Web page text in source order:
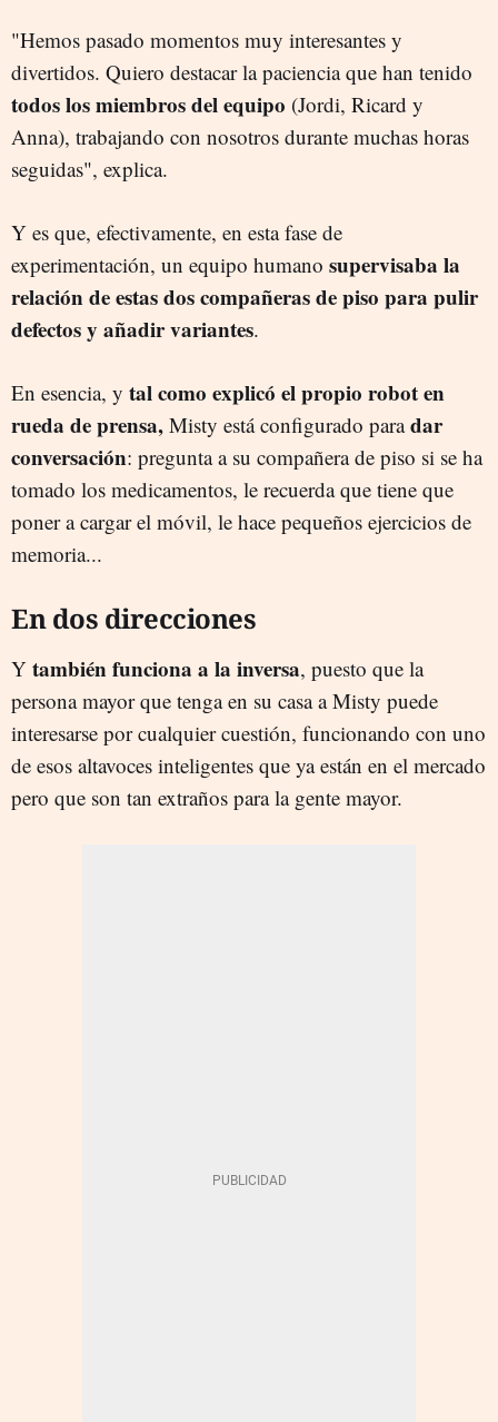
"Hemos pasado momentos muy interesantes y
divertidos. Quiero destacar la paciencia que han tenido
todos los miembros del equipo (Jordi, Ricard y
Anna), trabajando con nosotros durante muchas horas
seguidas", explica.
Y es que, efectivamente, en esta fase de
experimentación, un equipo humano supervisaba la
relación de estas dos compañeras de piso para pulir
defectos y añadir variantes.
En esencia, y tal como explicó el propio robot en
rueda de prensa, Misty está configurado paradar
conversación: pregunta a su compañera de piso si se ha
tomado los medicamentos, le recuerda que tiene que
poner a cargar el móvil, le hace pequeños ejercicios de
memoria...
En dos direcciones
Y también funciona a la inversa, puesto que la
persona mayor que tenga en su casa a Misty puede
interesarse por cualquier cuestión, funcionando con uno
de esos altavoces inteligentes que ya están en el mercado
pero que son tan extraños para la gente mayor.